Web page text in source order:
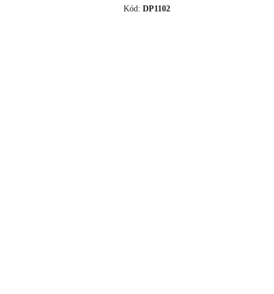
Kód: DP1102